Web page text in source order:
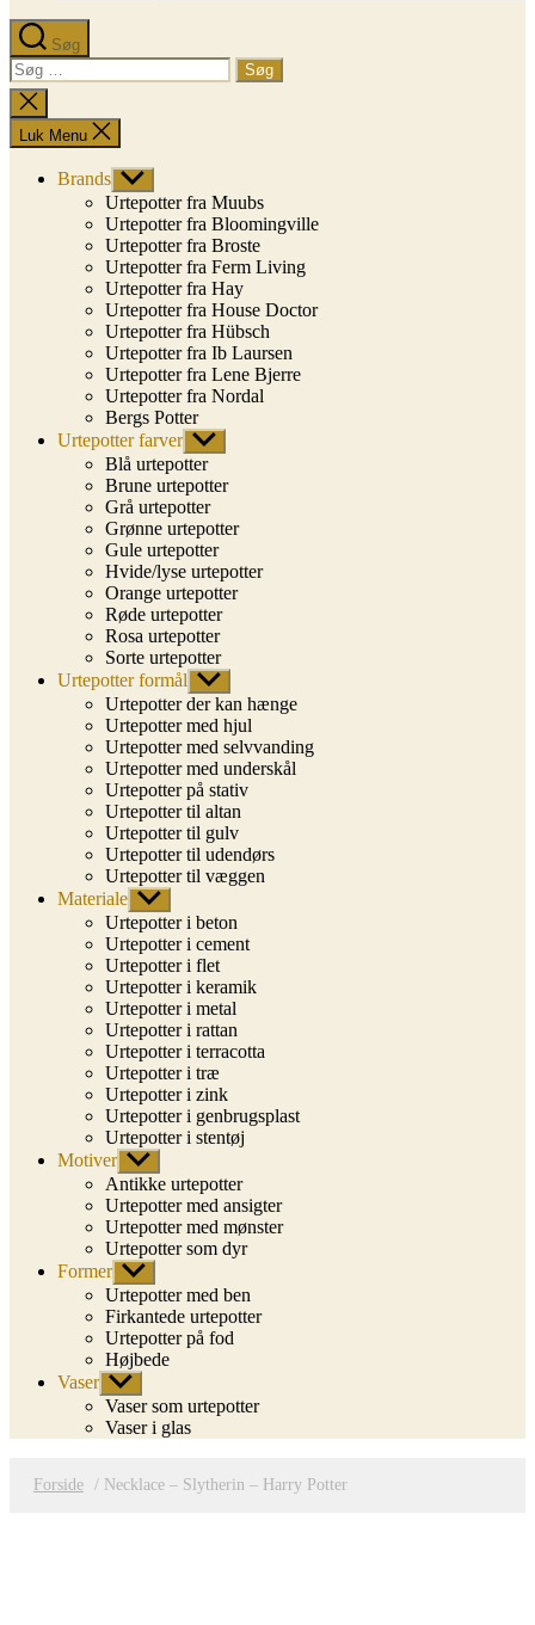
Søg
Søg
efter:
Luk
søgning
Luk Menu
Brands Vis
undermenu
Urtepotter fra Muubs
Urtepotter fra Bloomingville
Urtepotter fra Broste
Urtepotter fra Ferm Living
Urtepotter fra Hay
Urtepotter fra House Doctor
Urtepotter fra Hübsch
Urtepotter fra Ib Laursen
Urtepotter fra Lene Bjerre
Urtepotter fra Nordal
Bergs Potter
Urtepotter farver Vis
undermenu
Blå urtepotter
Brune urtepotter
Grå urtepotter
Grønne urtepotter
Gule urtepotter
Hvide/lyse urtepotter
Orange urtepotter
Røde urtepotter
Rosa urtepotter
Sorte urtepotter
Urtepotter formål Vis
undermenu
Urtepotter der kan hænge
Urtepotter med hjul
Urtepotter med selvvanding
Urtepotter med underskål
Urtepotter på stativ
Urtepotter til altan
Urtepotter til gulv
Urtepotter til udendørs
Urtepotter til væggen
Materiale Vis
undermenu
Urtepotter i beton
Urtepotter i cement
Urtepotter i flet
Urtepotter i keramik
Urtepotter i metal
Urtepotter i rattan
Urtepotter i terracotta
Urtepotter i træ
Urtepotter i zink
Urtepotter i genbrugsplast
Urtepotter i stentøj
Motiver Vis
undermenu
Antikke urtepotter
Urtepotter med ansigter
Urtepotter med mønster
Urtepotter som dyr
Former Vis
undermenu
Urtepotter med ben
Firkantede urtepotter
Urtepotter på fod
Højbede
Vaser Vis
undermenu
Vaser som urtepotter
Vaser i glas
Forside / Necklace – Slytherin – Harry Potter